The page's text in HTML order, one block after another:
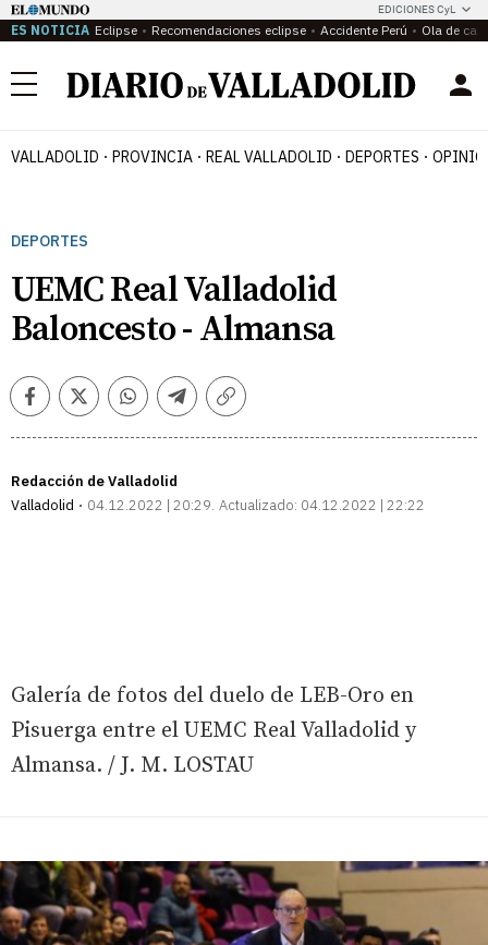
EDICIONES CyL
ES NOTICIA Eclipse Recomendaciones eclipse Accidente Perú Ola de
Menú
VALLADOLID PROVINCIA REAL VALLADOLID DEPORTES
DEPORTES
UEMC Real Valladolid
Baloncesto - Almansa
FacebookTwitterWhatsappTelegramCopiar
Redacción de Valladolid
Valladolid
04.12.2022 | 20:29 Actualizado: 04.12.2022 | 22:22
Galería de fotos del duelo de LEB-Oro en
Pisuerga entre el UEMC Real Valladolid y
Almansa. / J. M. LOSTAU